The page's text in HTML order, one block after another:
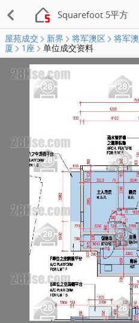
Squarefoot 5平方
屋苑成交 新界 将军澳区 将军澳
厦
1座 单位成交资料